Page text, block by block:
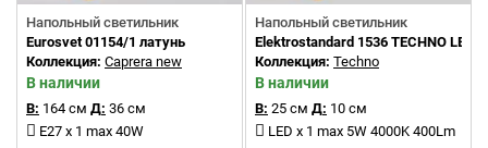
Напольный светильник
Eurosvet 01154/1 латунь
Коллекция: Caprera new
В наличии
В: 164 см Д: 36 см
E27 x 1 max 40W
Напольный светильник
Elektrostandard 1536 TECHNO LED
Коллекция: Techno
В наличии
В: 25 см Д: 10 см
LED x 1 max 5W 4000K 400Lm